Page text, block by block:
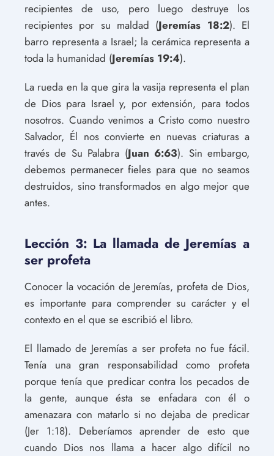
recipientes de uso, pero luego destruye los
recipientes por su maldad (Jeremías 18:2). El
barro representa a Israel; la cerámica representa a
toda la humanidad (Jeremías 19:4).
La rueda en la que gira la vasija representa el plan
de Dios para Israel y, por extensión, para todos
nosotros. Cuando venimos a Cristo como nuestro
Salvador, Él nos convierte en nuevas criaturas a
través de Su Palabra (Juan 6:63). Sin embargo,
debemos permanecer fieles para que no seamos
destruidos, sino transformados en algo mejor que
antes.
Lección 3: La llamada de Jeremías a
ser profeta
Conocer la vocación de Jeremías, profeta de Dios,
es importante para comprender su carácter y el
contexto en el que se escribió el libro.
El llamado de Jeremías a ser profeta no fue fácil.
Tenía una gran responsabilidad como profeta
porque tenía que predicar contra los pecados de
la gente, aunque ésta se enfadara con él o
amenazara con matarlo si no dejaba de predicar
(Jer 1:18). Deberíamos aprender de esto que
cuando Dios nos llama a hacer algo difícil no